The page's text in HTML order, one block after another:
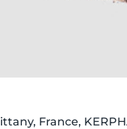
France,